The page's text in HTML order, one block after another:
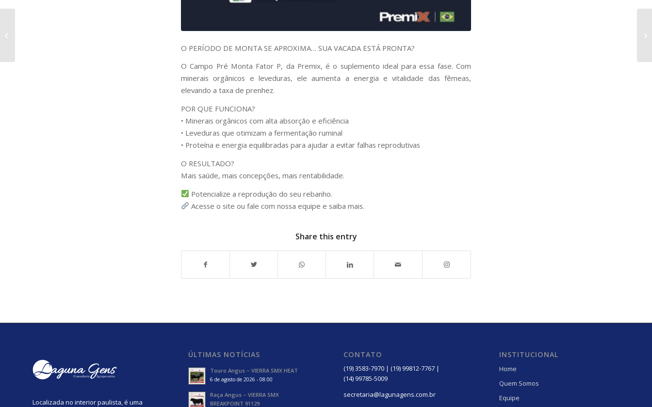
O PERÍODO DE MONTA SE APROXIMA… SUA VACADA ESTÁ PRONTA?
O Campo Pré Monta Fator P, da Premix, é o suplemento ideal para essa fase. Com
minerais orgânicos e leveduras, ele aumenta a energia e vitalidade das fêmeas,
elevando a taxa de prenhez.
POR QUE FUNCIONA?
• Minerais orgânicos com alta absorção e eficiência
• Leveduras que otimizam a fermentação ruminal
• Proteína e energia equilibradas para ajudar a evitar falhas reprodutivas
O RESULTADO?
Mais saúde, mais concepções, mais rentabilidade.
Potencialize a reprodução do seu rebanho.
Acesse o site ou fale com nossa equipe e saiba mais.
Share this entry
Localizada no interior paulista, é uma
ÚLTIMAS NOTÍCIAS
Touro Angus – VIERRA SMX HEAT
6 de agosto de 2026 - 08:00
Raça Angus – VIERRA SMX
BREAKPOINT 91129
CONTATO
(19) 3583-7970 | (19) 99812-7767 |
(14) 99785-5009
secretaria@lagunagens.com.br
INSTITUCIONAL
Home
Quem Somos
Equipe